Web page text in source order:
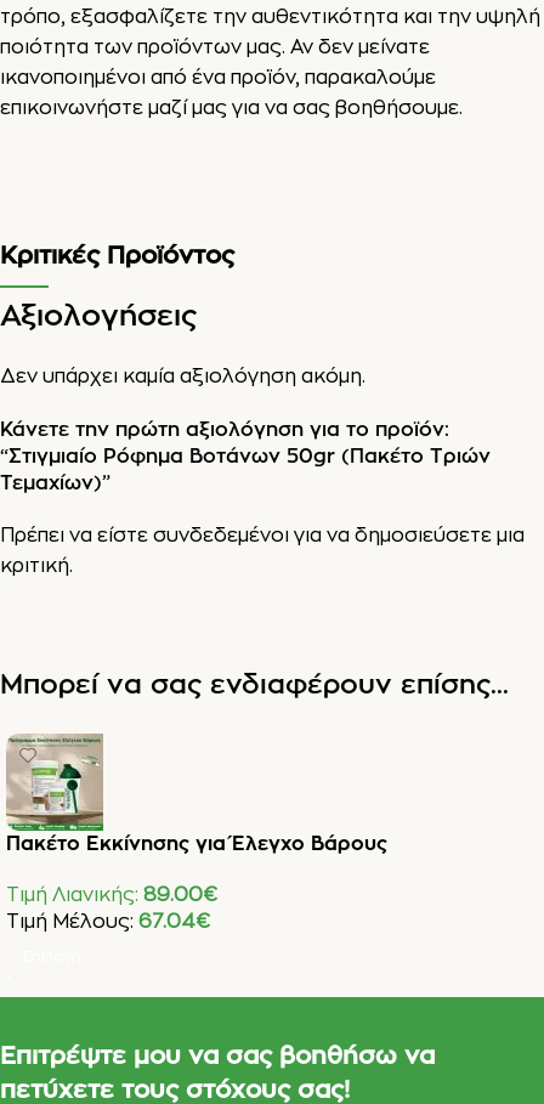
τρόπο, εξασφαλίζετε την αυθεντικότητα και την υψηλή
ποιότητα των προϊόντων μας. Αν δεν μείνατε
ικανοποιημένοι από ένα προϊόν, παρακαλούμε
επικοινωνήστε μαζί μας για να σας βοηθήσουμε.
Κριτικές Προϊόντος
Αξιολογήσεις
Δεν υπάρχει καμία αξιολόγηση ακόμη.
Κάνετε την πρώτη αξιολόγηση για το προϊόν:
“Στιγμιαίο Ρόφημα Βοτάνων 50gr (Πακέτο Τριών
Τεμαχίων)”
Πρέπει να είστε συνδεδεμένοι για να δημοσιεύσετε μια
κριτική.
Μπορεί να σας ενδιαφέρουν επίσης...
Πακέτο Εκκίνησης για Έλεγχο Βάρους
Τιμή Λιανικής: 89.00€
Τιμή Μέλους: 67.04€
Επιτρέψτε μου να σας βοηθήσω να
πετύχετε τους στόχους σας!